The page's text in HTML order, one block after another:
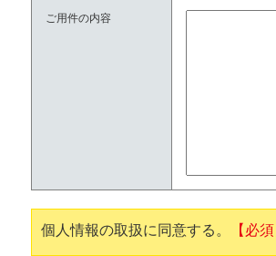
ご用件の内容
個人情報の取扱に同意する。 【必須